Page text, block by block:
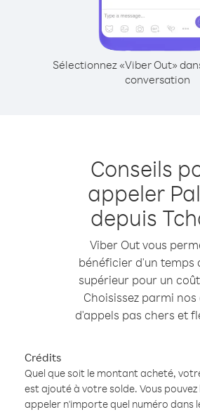
Sélectionnez «Viber Out»
conversation
Conseils
appeler
depuis
Viber Out vous
bénéficier d'un temps
supérieur pour un
Choisissez parmi
d'appels pas chers et
Crédits
Quel que soit le montant acheté,
est ajouté à votre solde. Vous
appeler n'importe quel numéro dans